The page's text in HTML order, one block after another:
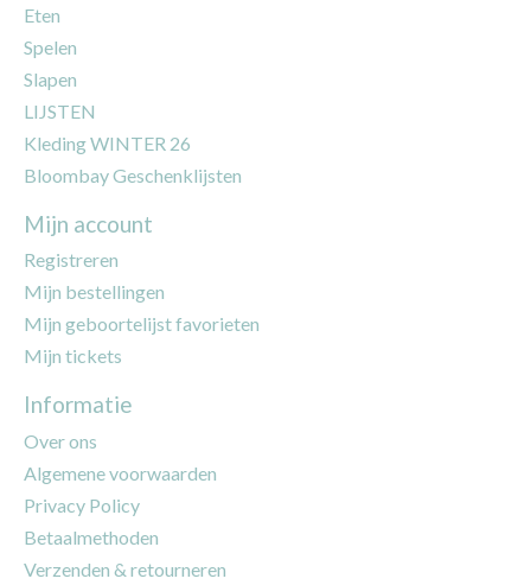
Eten
Spelen
Slapen
LIJSTEN
Kleding WINTER 26
Bloombay Geschenklijsten
Mijn account
Registreren
Mijn bestellingen
Mijn geboortelijst favorieten
Mijn tickets
Informatie
Over ons
Algemene voorwaarden
Privacy Policy
Betaalmethoden
Verzenden & retourneren